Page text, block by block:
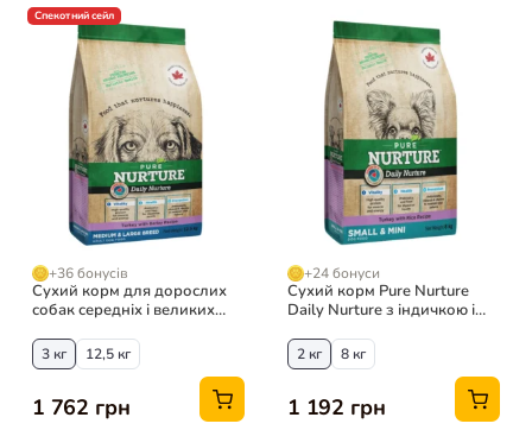
Спекотний сейл
+36 бонусів
Сухий корм для дорослих
собак середніх і великих
Nurture з індичкою і
ячменем
3 кг 12,5 кг
1 762 грн
+24 бонуси
Сухий корм Pure Nurture
Daily Nurture з індичкою і
порід
2 кг 8 кг
1 192 грн